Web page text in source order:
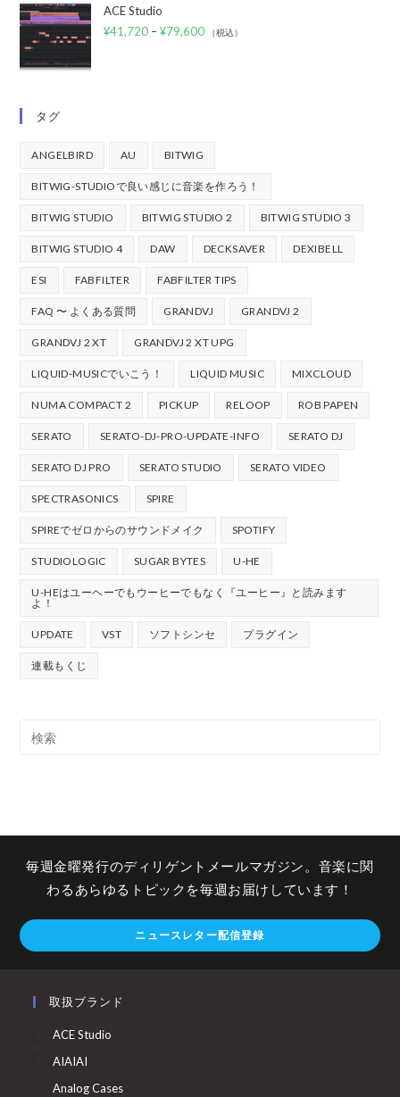
ACE Studio
¥41,720 –¥79,600 （税込）
タグ
ANGELBIRD AU BITWIG
BITWIG-STUDIOで良い感じに音楽を作ろう！
BITWIG STUDIO BITWIG STUDIO 2 BITWIG STUDIO 3
BITWIG STUDIO 4 DAW DECKSAVER DEXIBELL
ESI FABFILTER FABFILTER TIPS
FAQ 〜 よくある質問 GRANDVJ GRANDVJ 2
GRANDVJ 2 XT GRANDVJ 2 XT UPG
LIQUID-MUSICでいこう！ LIQUID MUSIC MIXCLOUD
NUMA COMPACT 2 PICKUP RELOOP ROB PAPEN
SERATO SERATO-DJ-PRO-UPDATE-INFO SERATO DJ
SERATO DJ PRO SERATO STUDIO SERATO VIDEO
SPECTRASONICS SPIRE
SPIREでゼロからのサウンドメイク SPOTIFY
STUDIOLOGIC SUGAR BYTES U-HE
U-HEはユーヘーでもウーヒーでもなく『ユーヒー』と読みます
よ！
UPDATE VST ソフトシンセ プラグイン
連載もくじ
毎週金曜発行のディリゲントメールマガジン。音楽に関
わるあらゆるトピックを毎週お届けしています！
ニュースレター配信登録
取扱ブランド
ACE Studio
AIAIAI
Analog Cases